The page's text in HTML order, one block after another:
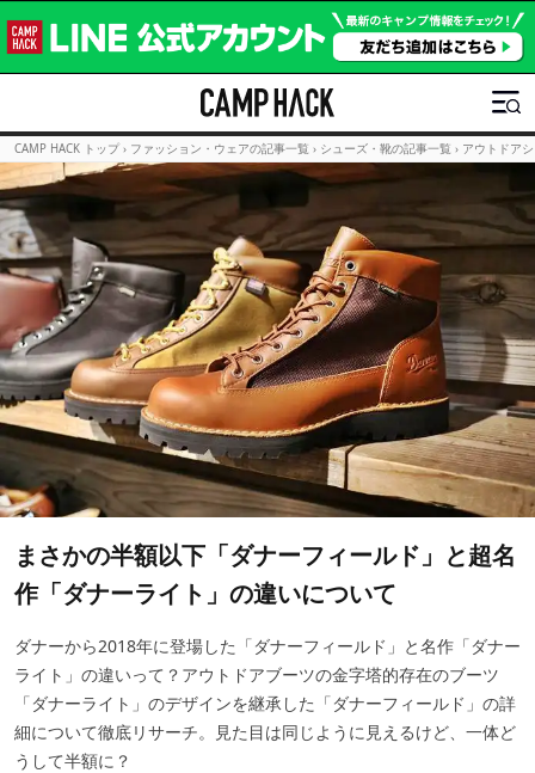
CAMP HACK トップ › ファッション・ウェアの記事一覧 › シューズ・靴の記事一覧 › アウトドア
まさかの半額以下「ダナーフィールド」と超名
作「ダナーライト」の違いについて
ダナーから2018年に登場した「ダナーフィールド」と名作「ダナー
ライト」の違いって？アウトドアブーツの金字塔的存在のブーツ
「ダナーライト」のデザインを継承した「ダナーフィールド」の詳
細について徹底リサーチ。見た目は同じように見えるけど、一体ど
うして半額に？